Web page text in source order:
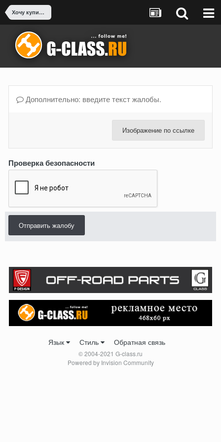
Хочу купить Гелендваген - есть вопросы
Дополнительно: введите текст жалобы.
Изображение по ссылке
Проверка безопасности
Отправить жалобу
Язык Стиль Обратная связь
© 2004-2021 G-class.ru
Powered by Invision Community